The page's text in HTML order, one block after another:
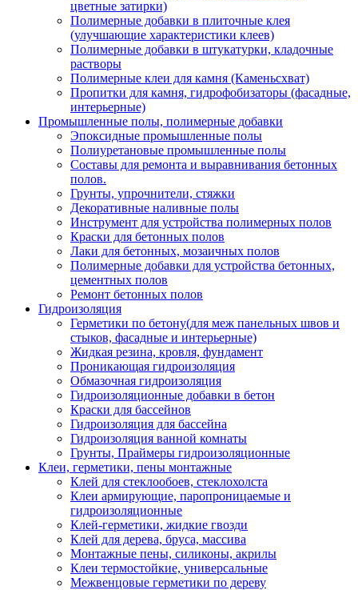
цветные затирки)
Полимерные добавки в плиточные клея
(улучшающие характеристики клеев)
Полимерные добавки в штукатурки, кладочные
растворы
Полимерные клеи для камня (Каменьсхват)
Пропитки для камня, гидрофобизаторы (фасадные,
интерьерные)
Промышленные полы, полимерные добавки
Эпоксидные промышленные полы
Полиуретановые промышленные полы
Составы для ремонта и выравнивания бетонных
полов.
Грунты, упрочнители, стяжки
Декоративные наливные полы
Инструмент для устройства полимерных полов
Краски для бетонных полов
Лаки для бетонных, мозаичных полов
Полимерные добавки для устройства бетонных,
цементных полов
Ремонт бетонных полов
Гидроизоляция
Герметики по бетону(для меж панельных швов и
стыков, фасадные и интерьерные)
Жидкая резина, кровля, фундамент
Проникающая гидроизоляция
Обмазочная гидроизоляция
Гидроизоляционные добавки в бетон
Краски для бассейнов
Гидроизоляция для бассейна
Гидроизоляция ванной комнаты
Грунты, Праймеры гидроизоляционные
Клеи, герметики, пены монтажные
Клей для стеклообоев, стеклохолста
Клеи армирующие, паропроницаемые и
гидроизоляционные
Клей-герметики, жидкие гвозди
Клей для дерева, бруса, массива
Монтажные пены, силиконы, акрилы
Клеи термостойкие, универсальные
Межвенцовые герметики по дереву